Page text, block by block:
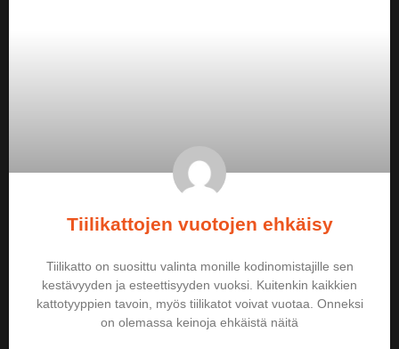
Tiilikattojen vuotojen ehkäisy
Tiilikatto on suosittu valinta monille kodinomistajille sen
kestävyyden ja esteettisyyden vuoksi. Kuitenkin kaikkien
kattotyyppien tavoin, myös tiilikatot voivat vuotaa. Onneksi
on olemassa keinoja ehkäistä näitä